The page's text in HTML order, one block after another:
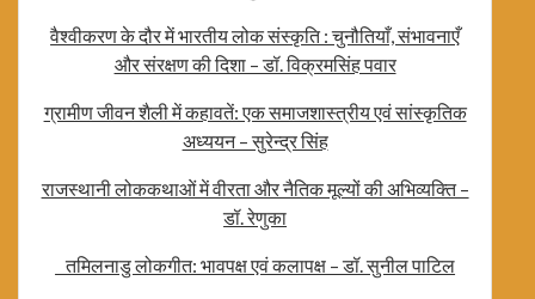
वैश्वीकरण के दौर में भारतीय लोक संस्कृति : चुनौतियाँ, संभावनाएँ
और संरक्षण की दिशा – डॉ. विक्रमसिंह पवार
ग्रामीण जीवन शैली में कहावतें: एक समाजशास्त्रीय एवं सांस्कृतिक
अध्ययन – सुरेन्द्र सिंह
राजस्थानी लोककथाओं में वीरता और नैतिक मूल्यों की अभिव्यक्ति –
डॉ. रेणुका
तमिलनाडु लोकगीत: भावपक्ष एवं कलापक्ष – डॉ. सुनील पाटिल